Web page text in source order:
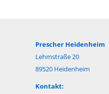
Prescher Heidenheim
Lehmstraße 20
89520 Heidenheim
Kontakt: